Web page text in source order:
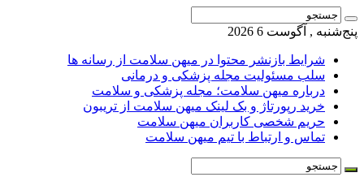
پنج‌شنبه , آگوست 6 2026
شرایط بازنشر محتوا در میهن سلامت از رسانه ها
سلب مسئولیت مجله پزشکی و درمانی
درباره میهن سلامت؛ مجله پزشکی و سلامت
خرید رپورتاژ و بک لینک میهن سلامت از تریبون
حریم شخصی کاربران میهن سلامت
تماس و ارتباط با تیم میهن سلامت